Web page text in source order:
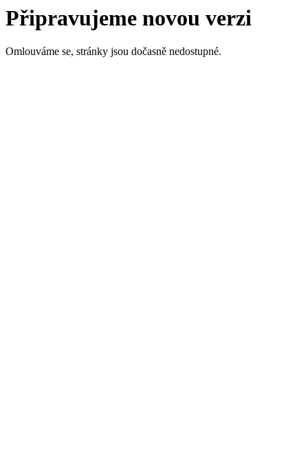
Připravujeme novou verzi
Omlouváme se, stránky jsou dočasně nedostupné.